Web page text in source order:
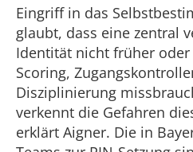
Eingriff in das
glaubt, dass eine zentral
Identität nicht früher oder
Scoring,
Disziplinierung
verkennt die Gefahren
erklärt Aigner. Die in